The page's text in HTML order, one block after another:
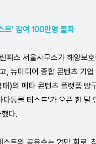
트’ 참여 100만명 돌파
피스 서울사무소가 해양보호
, 뉴미디어 종합 콘텐츠 기업
)의 메타 콘텐츠 플랫폼 방
다동물 테스트’가 오픈 한 달
다.